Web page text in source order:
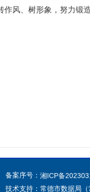
风、树形象，努力锻
案序号： 湘ICP备
术支持：常德市数据局（